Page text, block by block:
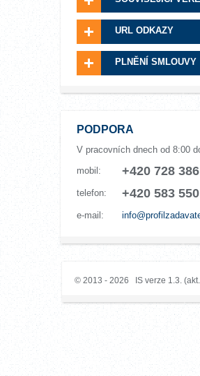
URL ODKAZY
PLNĚNÍ SMLOUVY
PODPORA
V pracovních dnech od 8:00
mobil:
+420 728
telefon: +420 583
e-mail:
© 2013 - 2026 IS verze 1.3.